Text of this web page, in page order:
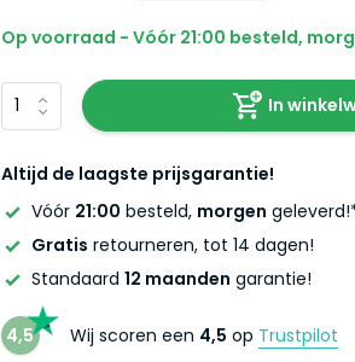
Op voorraad - Vóór 21:00 besteld,
In
Altijd de laagste prijsgarantie!
Vóór 21:00 besteld, morgen
Gratis retourneren, tot 14 dagen!
Standaard 12 maanden garantie!
4,5 Wij scoren een 4,5 op Trustpilot